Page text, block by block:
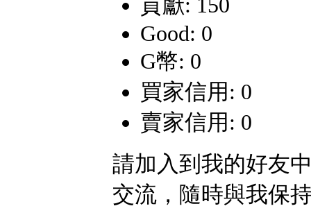
Good: 0
G幣: 0
買家信用: 0
賣家信用: 0
請加入到我的好友
交流，隨時與我保